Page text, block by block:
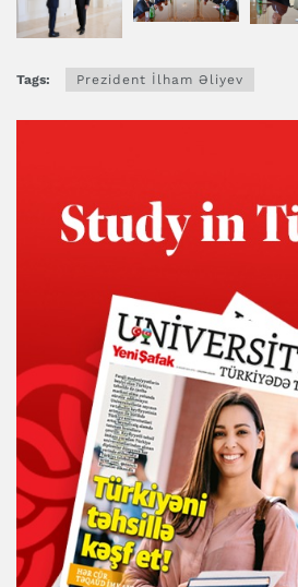
Tags: Prezident İlham Əliyev